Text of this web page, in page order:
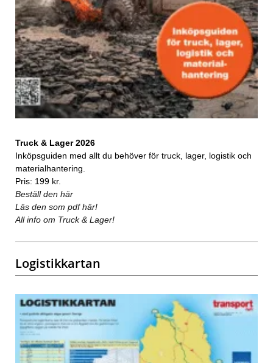
Truck & Lager 2026
Inköpsguiden med allt du behöver för truck, lager, logistik och
materialhantering.
Pris: 199 kr.
Beställ den här
Läs den som pdf här!
All info om Truck & Lager!
Logistikkartan